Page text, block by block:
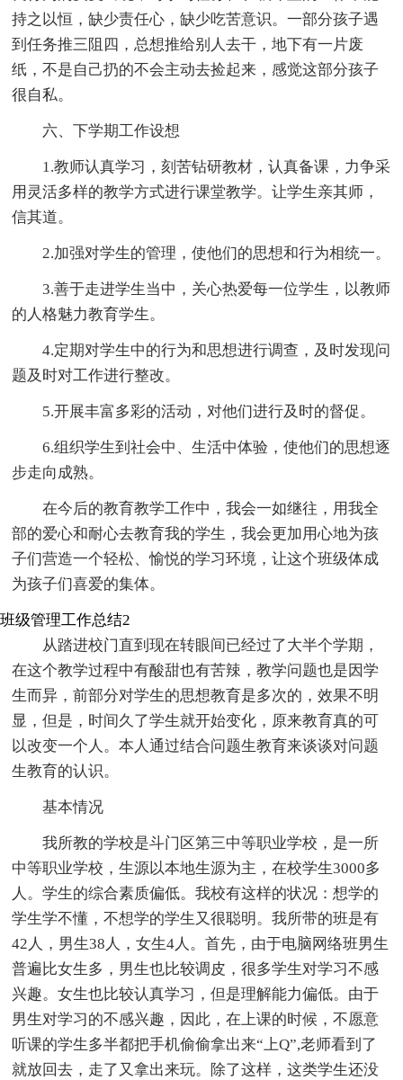
持之以恒，缺少责任心，缺少吃苦意识。一部分孩子遇
到任务推三阻四，总想推给别人去干，地下有一片废
纸，不是自己扔的不会主动去捡起来，感觉这部分孩子
很自私。
六、下学期工作设想
1.教师认真学习，刻苦钻研教材，认真备课，力争采
用灵活多样的教学方式进行课堂教学。让学生亲其师，
信其道。
2.加强对学生的管理，使他们的思想和行为相统一。
3.善于走进学生当中，关心热爱每一位学生，以教师
的人格魅力教育学生。
4.定期对学生中的行为和思想进行调查，及时发现问
题及时对工作进行整改。
5.开展丰富多彩的活动，对他们进行及时的督促。
6.组织学生到社会中、生活中体验，使他们的思想逐
步走向成熟。
在今后的教育教学工作中，我会一如继往，用我全
部的爱心和耐心去教育我的学生，我会更加用心地为孩
子们营造一个轻松、愉悦的学习环境，让这个班级体成
为孩子们喜爱的集体。
班级管理工作总结2
从踏进校门直到现在转眼间已经过了大半个学期，
在这个教学过程中有酸甜也有苦辣，教学问题也是因学
生而异，前部分对学生的思想教育是多次的，效果不明
显，但是，时间久了学生就开始变化，原来教育真的可
以改变一个人。本人通过结合问题生教育来谈谈对问题
生教育的认识。
基本情况
我所教的学校是斗门区第三中等职业学校，是一所
中等职业学校，生源以本地生源为主，在校学生3000多
人。学生的综合素质偏低。我校有这样的状况：想学的
学生学不懂，不想学的学生又很聪明。我所带的班是有
42人，男生38人，女生4人。首先，由于电脑网络班男生
普遍比女生多，男生也比较调皮，很多学生对学习不感
兴趣。女生也比较认真学习，但是理解能力偏低。由于
男生对学习的不感兴趣，因此，在上课的时候，不愿意
听课的学生多半都把手机偷偷拿出来“上Q”,老师看到了
就放回去，走了又拿出来玩。除了这样，这类学生还没